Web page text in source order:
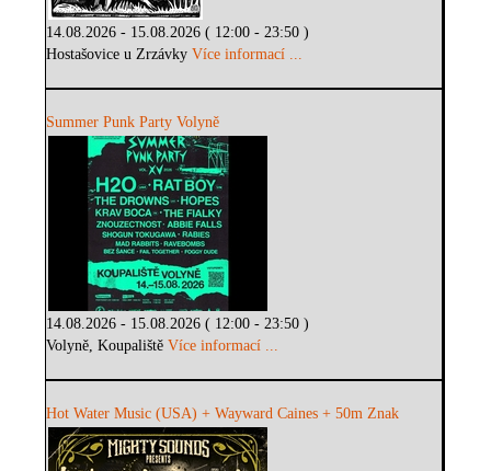
14.08.2026 - 15.08.2026 ( 12:00 - 23:50 )
Hostašovice u ZrzávkyVíce informací ...
Summer Punk Party Volyně
14.08.2026 - 15.08.2026 ( 12:00 - 23:50 )
Volyně, KoupalištěVíce informací ...
Hot Water Music (USA) + Wayward Caines + 50m Znak